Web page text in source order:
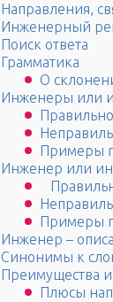
Направления,
Инженерный
Поиск ответа
Грамматика
О
Инженеры или
Примеры
Инженер или
Примеры
Инженер –
Синонимы к
Преимущества
Плюсы